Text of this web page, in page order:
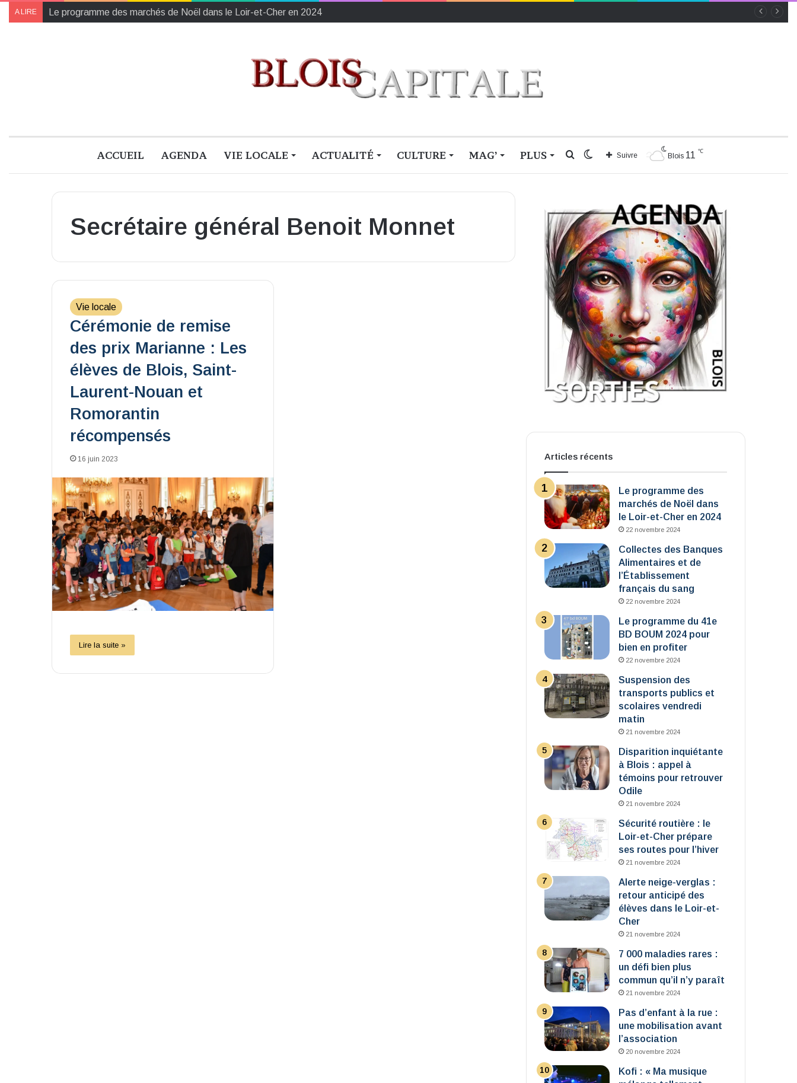
A LIRE Collectes des Banques Alimentaires et de l’Établissement français du sang
ACCUEIL AGENDA VIE LOCALE ACTUALITÉ CULTURE MAG’ PLUS Blois 11 ℃
Suivre
Switch
Rechercher
Secrétaire général Benoit Monnet
Vie locale
Cérémonie de remise
des prix Marianne : Les
élèves de Blois, Saint-
Laurent-Nouan et
Romorantin
récompensés
16 juin 2023
Lire la suite »
Articles récents
Le programme des
marchés de Noël dans
le Loir-et-Cher en 2024
22 novembre 2024
Collectes des Banques
Alimentaires et de
l’Établissement
français du sang
22 novembre 2024
Le programme du 41e
BD BOUM 2024 pour
bien en profiter
22 novembre 2024
Suspension des
transports publics et
scolaires vendredi
matin
21 novembre 2024
Disparition inquiétante
à Blois : appel à
témoins pour retrouver
Odile
21 novembre 2024
Sécurité routière : le
Loir-et-Cher prépare
ses routes pour l’hiver
21 novembre 2024
Alerte neige-verglas :
retour anticipé des
élèves dans le Loir-et-
Cher
21 novembre 2024
7 000 maladies rares :
un défi bien plus
commun qu’il n’y paraît
21 novembre 2024
Pas d’enfant à la rue :
une mobilisation avant
l’association
20 novembre 2024
Kofi : « Ma musique